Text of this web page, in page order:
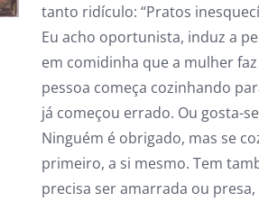
tanto ridículo: “Pratos
Eu acho oportunista, induz a
em comidinha que a mulher
pessoa começa cozinhando
já começou errado. Ou gosta-
Ninguém é obrigado, mas se
primeiro, a si mesmo. Tem
precisa ser amarrada ou